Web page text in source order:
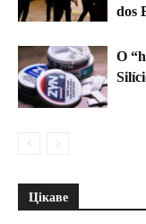
dos
O
Цікаве